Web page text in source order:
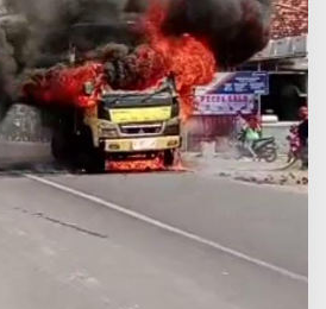
e
r
b
a
k
a
r
i
G
l
m